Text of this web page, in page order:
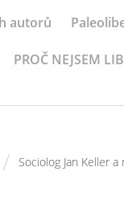
autorů
PROČ NEJSEM
/ Sociolog Jan Keller